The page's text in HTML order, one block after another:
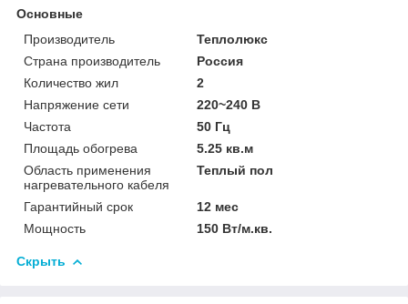
Основные
Производитель
Теплолюкс
Страна производитель
Россия
Количество жил
2
Напряжение сети
220~240 В
Частота
50 Гц
Площадь обогрева
5.25 кв.м
Область применения
нагревательного кабеля
Теплый пол
Гарантийный срок
12 мес
Мощность
150 Вт/м.кв.
Скрыть